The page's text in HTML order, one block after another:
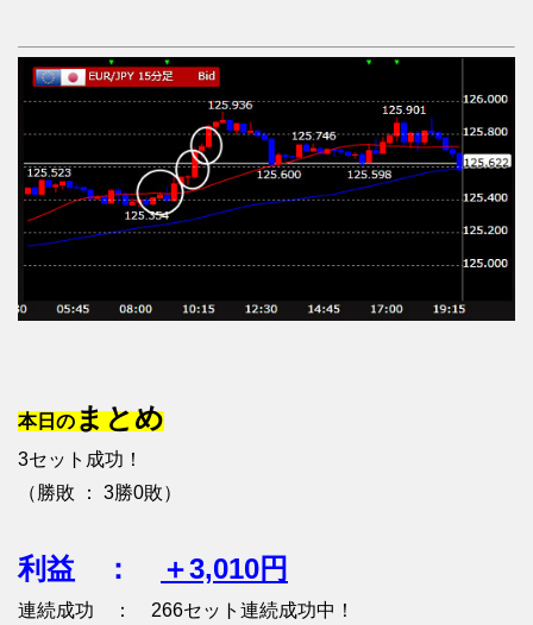
本日のまとめ
3セット成功！
（勝敗 ： 3勝0敗）
利益 ： ＋3,010円
連続成功 ： 266セット連続成功中！